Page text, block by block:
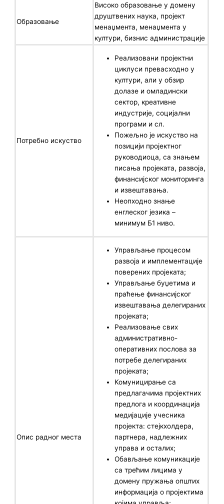
Образовање
Високо образовање у домену
друштвених наука, пројект
менаџмента, менаџмента у
култури, бизнис администрације
Потребно искуство
Реализовани пројектни
циклуси превасходно у
култури, али у обзир
долазе и омладински
сектор, креативне
индустрије, социјални
програми и сл.
Пожељно је искуство на
позицији пројектног
руководиоца, са знањем
писања пројеката, развоја,
финансијског мониторинга
и извештавања.
Неопходно знање
енглеског језика –
минимум Б1 ниво.
Опис радног места
Управљање процесом
развоја и имплементације
поверених пројеката;
Управљање буџетима и
праћење финансијског
извештавања делегираних
пројеката;
Реализовање свих
административно-
оперативних послова за
потребе делегираних
пројеката;
Комуницирање са
предлагачима пројектних
предлога и координација
медијације учесника
пројекта: стејкхолдера,
партнера, надлежних
управа и осталих;
Обављање комуникације
са трећим лицима у
домену пружања општих
информација о пројектима